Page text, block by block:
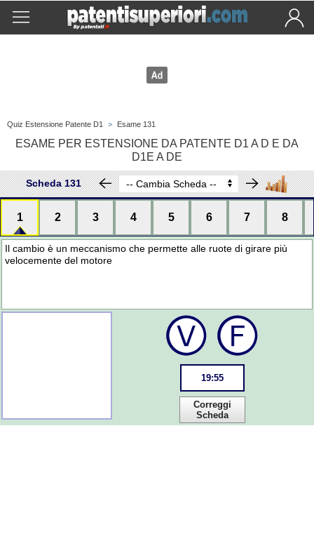
Quiz Estensione Patente D1 > Esame 131
ESAME PER ESTENSIONE DA PATENTE D1 A D E DA
D1E A DE
Scheda 131
1 2 3 4 5 6 7 8
Il cambio è un meccanismo che permette alle ruote di girare più
velocemente del motore
19:55
Correggi
Scheda